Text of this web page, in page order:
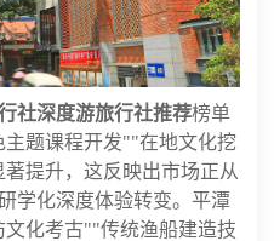
社深度游旅行社推荐榜单
题课程开发""在地文化挖
提升，这反映出市场正从
学化深度体验转变。平潭
化考古""传统渔船建造技